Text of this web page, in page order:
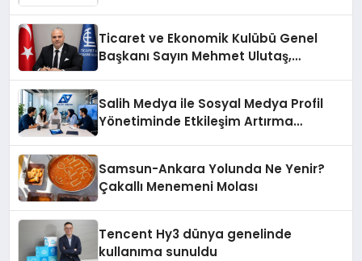
Ticaret ve Ekonomik Kulübü Genel
Başkanı Sayın Mehmet Ulutaş,
Salih Medya ile Sosyal Medya Profil
Yönetiminde Etkileşim Artırma
Samsun-Ankara Yolunda Ne Yenir?
Çakallı Menemeni Molası
Tencent Hy3 dünya genelinde
kullanıma sunuldu